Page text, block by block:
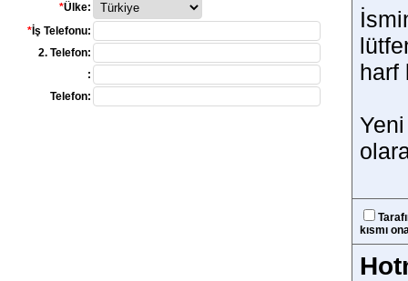
*Ülke:
* İş Telefonu:
2. Telefon:
:
Telefon:
harf
kısmı